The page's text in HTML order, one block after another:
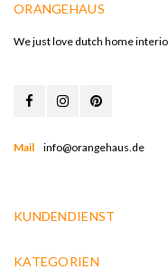
ORANGEHAUS
We just love dutch home
Mail info@orangehaus.de
KUNDENDIENST
KATEGORIEN